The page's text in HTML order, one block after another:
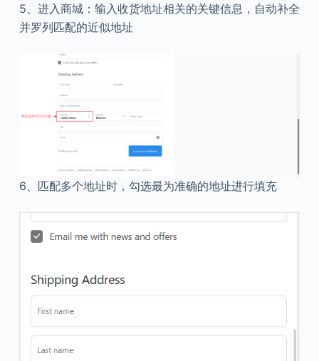
5、进入商城：输入收货地址相关的关键信息，自动补全
并罗列匹配的近似地址
6、匹配多个地址时，勾选最为准确的地址进行填充